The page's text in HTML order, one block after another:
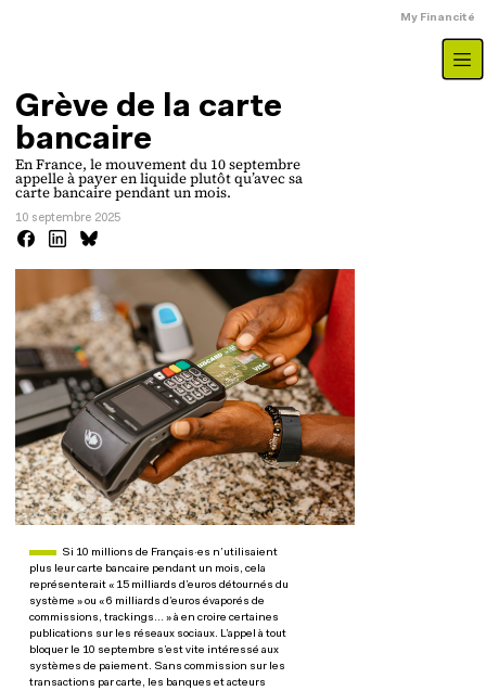
My Financité
Grève de la carte
bancaire
En France, le mouvement du 10 septembre
appelle à payer en liquide plutôt qu’avec sa
carte bancaire pendant un mois.
10 septembre 2025
Paragraphe actualités
Si 10 millions de Français·es n’utilisaient
plus leur carte bancaire pendant un mois, cela
représenterait « 15 milliards d’euros détournés du
système » ou « 6 milliards d’euros évaporés de
commissions, trackings… » à en croire certaines
publications sur les réseaux sociaux. L’appel à tout
bloquer le 10 septembre s’est vite intéressé aux
systèmes de paiement. Sans commission sur les
transactions par carte, les banques et acteurs